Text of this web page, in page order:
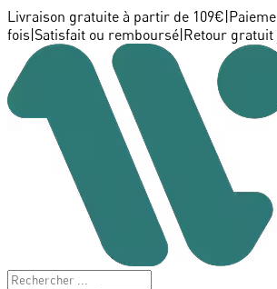
Livraison gratuite à partir de 109€
fois Satisfait ou remboursé Retour gratuit